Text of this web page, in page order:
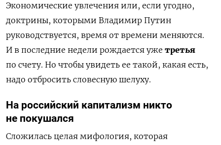
Экономические увлечения или, если угодно,
доктрины, которыми Владимир Путин
руководствуется, время от времени меняются.
И в последние недели рождается уже третья
по счету. Но чтобы увидеть ее такой, какая есть,
надо отбросить словесную шелуху.
На российский капитализм никто
не покушался
Сложилась целая мифология, которая